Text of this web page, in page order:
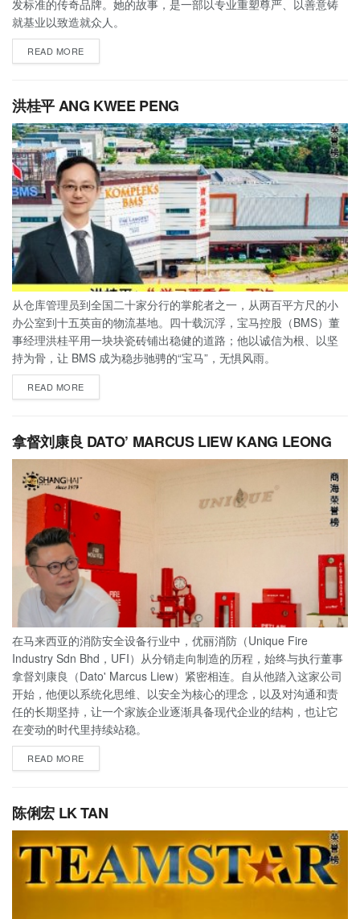
发标准的传奇品牌。她的故事，是一部以专业重塑尊严、以善意铸
就基业以致造就众人。
READ MORE
洪桂平 ANG KWEE PENG
从仓库管理员到全国二十家分行的掌舵者之一，从两百平方尺的小
办公室到十五英亩的物流基地。四十载沉浮，宝马控股（BMS）董
事经理洪桂平用一块块瓷砖铺出稳健的道路；他以诚信为根、以坚
持为骨，让 BMS 成为稳步驰骋的“宝马”，无惧风雨。
READ MORE
拿督刘康良 DATO’ MARCUS LIEW KANG LEONG
在马来西亚的消防安全设备行业中，优丽消防（Unique Fire
Industry Sdn Bhd，UFI）从分销走向制造的历程，始终与执行董事
拿督刘康良（Dato' Marcus Liew）紧密相连。自从他踏入这家公司
开始，他便以系统化思维、以安全为核心的理念，以及对沟通和责
任的长期坚持，让一个家族企业逐渐具备现代企业的结构，也让它
在变动的时代里持续站稳。
READ MORE
陈俐宏 LK TAN